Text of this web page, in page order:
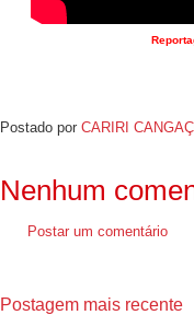
Postado por CARIRI
Nenhum
Postar um comentário
Postagem mais recente